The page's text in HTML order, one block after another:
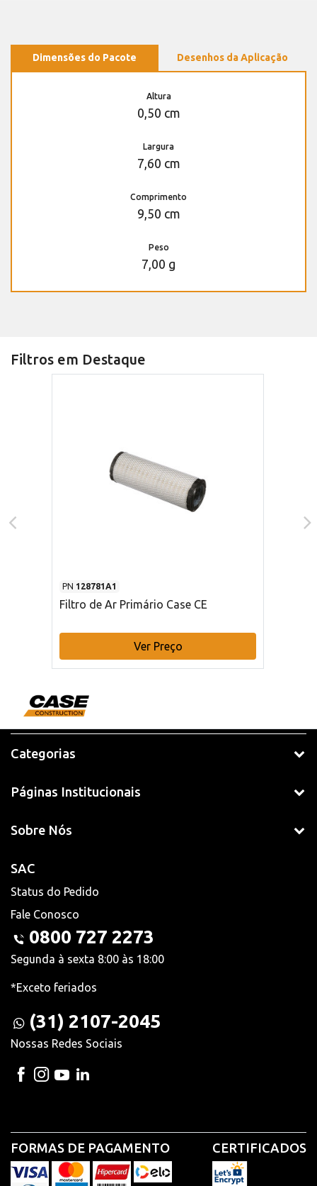
Dimensões do Pacote Desenhos da Aplicação
Altura
0,50 cm
Largura
7,60 cm
Comprimento
9,50 cm
Peso
7,00 g
Filtros em Destaque
PN 128781A1
Filtro de Ar Primário Case CE
Ver Preço
Categorias
Páginas Institucionais
Sobre Nós
SAC
Status do Pedido
Fale Conosco
0800 727 2273
Segunda à sexta 8:00 às 18:00
*Exceto feriados
(31) 2107-2045
Nossas Redes Sociais
FORMAS DE PAGAMENTO CERTIFICADOS